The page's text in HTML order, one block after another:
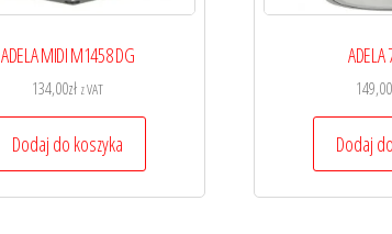
ADELA MIDI M1458 DG
134,00zł z VAT
Dodaj do koszyka
149,00
Dodaj